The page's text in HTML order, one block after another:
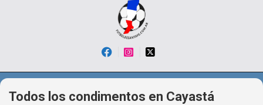
Todos los condimentos en Cayastá